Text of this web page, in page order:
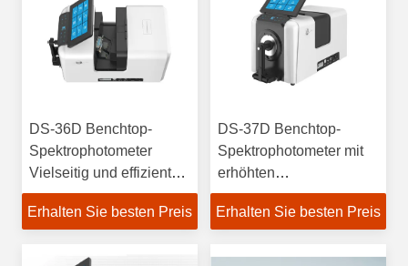
DS-36D Benchtop-
Spektrophotometer
Vielseitig und effizient
Nebelmessung
Erhalten Sie besten Preis
DS-37D Benchtop-
Spektrophotometer mit
erhöhten
Messindikatoren
Erhalten Sie besten Preis